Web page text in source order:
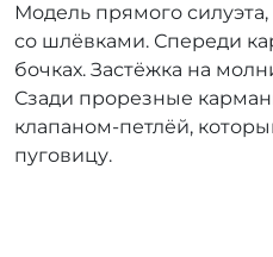
Модель прямого
со шлёвками. Спереди
бочках. Застёжка на
Сзади прорезные
клапаном-петлёй,
пуговицу.